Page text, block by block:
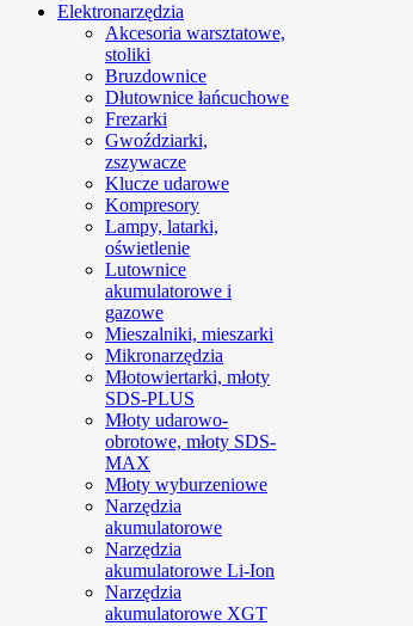
Elektronarzędzia
Akcesoria warsztatowe,
stoliki
Bruzdownice
Dłutownice łańcuchowe
Frezarki
Gwoździarki,
zszywacze
Klucze udarowe
Kompresory
Lampy, latarki,
oświetlenie
Lutownice
akumulatorowe i
gazowe
Mieszalniki, mieszarki
Mikronarzędzia
Młotowiertarki, młoty
SDS-PLUS
Młoty udarowo-
obrotowe, młoty SDS-
MAX
Młoty wyburzeniowe
Narzędzia
akumulatorowe
Narzędzia
akumulatorowe Li-Ion
Narzędzia
akumulatorowe XGT